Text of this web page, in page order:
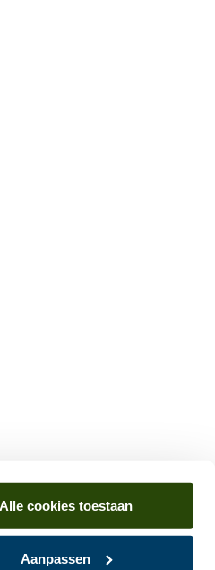
Alle cookies toestaan
Aanpassen